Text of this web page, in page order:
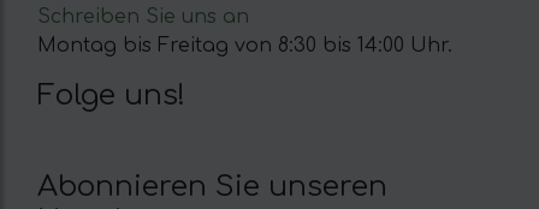
Schreiben Sie uns an
Montag bis Freitag von 8:30 bis 14:00 Uhr.
Folge uns!
Abonnieren Sie unseren